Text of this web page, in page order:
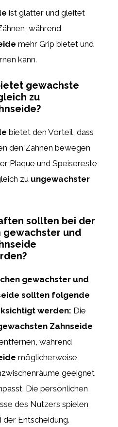
ist glatter und gleitet
während
mehr Grip bietet und
kann.
gewachste
zu
bietet den Vorteil, dass
den Zähnen bewegen
Plaque und Speisereste
zu ungewachster
sollten bei der
gewachster und
gewachster und
sollten folgende
werden: Die
Zahnseide
während
möglicherweise
geeignet
Die persönlichen
des Nutzers spielen
Entscheidung.